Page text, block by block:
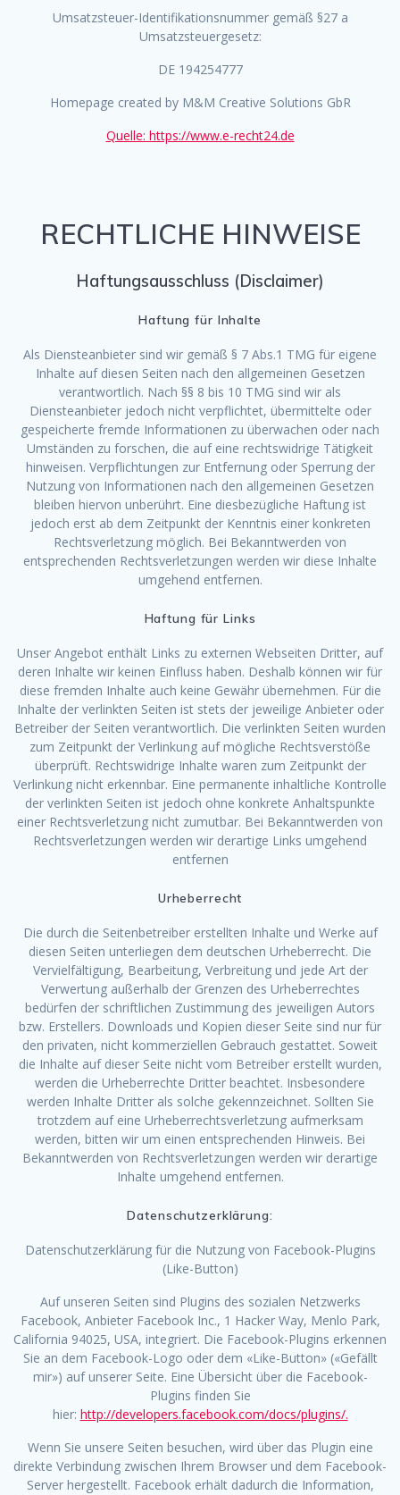
Umsatzsteuer-Identifikationsnummer gemäß §27 a
Umsatzsteuergesetz:
DE 194254777
Homepage created by M&M Creative Solutions GbR
Quelle: https://www.e-recht24.de
RECHTLICHE HINWEISE
Haftungsausschluss (Disclaimer)
Haftung für Inhalte
Als Diensteanbieter sind wir gemäß § 7 Abs.1 TMG für eigene
Inhalte auf diesen Seiten nach den allgemeinen Gesetzen
verantwortlich. Nach §§ 8 bis 10 TMG sind wir als
Diensteanbieter jedoch nicht verpflichtet, übermittelte oder
gespeicherte fremde Informationen zu überwachen oder nach
Umständen zu forschen, die auf eine rechtswidrige Tätigkeit
hinweisen. Verpflichtungen zur Entfernung oder Sperrung der
Nutzung von Informationen nach den allgemeinen Gesetzen
bleiben hiervon unberührt. Eine diesbezügliche Haftung ist
jedoch erst ab dem Zeitpunkt der Kenntnis einer konkreten
Rechtsverletzung möglich. Bei Bekanntwerden von
entsprechenden Rechtsverletzungen werden wir diese Inhalte
umgehend entfernen.
Haftung für Links
Unser Angebot enthält Links zu externen Webseiten Dritter, auf
deren Inhalte wir keinen Einfluss haben. Deshalb können wir für
diese fremden Inhalte auch keine Gewähr übernehmen. Für die
Inhalte der verlinkten Seiten ist stets der jeweilige Anbieter oder
Betreiber der Seiten verantwortlich. Die verlinkten Seiten wurden
zum Zeitpunkt der Verlinkung auf mögliche Rechtsverstöße
überprüft. Rechtswidrige Inhalte waren zum Zeitpunkt der
Verlinkung nicht erkennbar. Eine permanente inhaltliche Kontrolle
der verlinkten Seiten ist jedoch ohne konkrete Anhaltspunkte
einer Rechtsverletzung nicht zumutbar. Bei Bekanntwerden von
Rechtsverletzungen werden wir derartige Links umgehend
entfernen
Urheberrecht
Die durch die Seitenbetreiber erstellten Inhalte und Werke auf
diesen Seiten unterliegen dem deutschen Urheberrecht. Die
Vervielfältigung, Bearbeitung, Verbreitung und jede Art der
Verwertung außerhalb der Grenzen des Urheberrechtes
bedürfen der schriftlichen Zustimmung des jeweiligen Autors
bzw. Erstellers. Downloads und Kopien dieser Seite sind nur für
den privaten, nicht kommerziellen Gebrauch gestattet. Soweit
die Inhalte auf dieser Seite nicht vom Betreiber erstellt wurden,
werden die Urheberrechte Dritter beachtet. Insbesondere
werden Inhalte Dritter als solche gekennzeichnet. Sollten Sie
trotzdem auf eine Urheberrechtsverletzung aufmerksam
werden, bitten wir um einen entsprechenden Hinweis. Bei
Bekanntwerden von Rechtsverletzungen werden wir derartige
Inhalte umgehend entfernen.
Datenschutzerklärung:
Datenschutzerklärung für die Nutzung von Facebook-Plugins
(Like-Button)
Auf unseren Seiten sind Plugins des sozialen Netzwerks
Facebook, Anbieter Facebook Inc., 1 Hacker Way, Menlo Park,
California 94025, USA, integriert. Die Facebook-Plugins erkennen
Sie an dem Facebook-Logo oder dem «Like-Button» («Gefällt
mir») auf unserer Seite. Eine Übersicht über die Facebook-
Plugins finden Sie
hier: http://developers.facebook.com/docs/plugins/.
Wenn Sie unsere Seiten besuchen, wird über das Plugin eine
direkte Verbindung zwischen Ihrem Browser und dem Facebook-
Server hergestellt. Facebook erhält dadurch die Information,